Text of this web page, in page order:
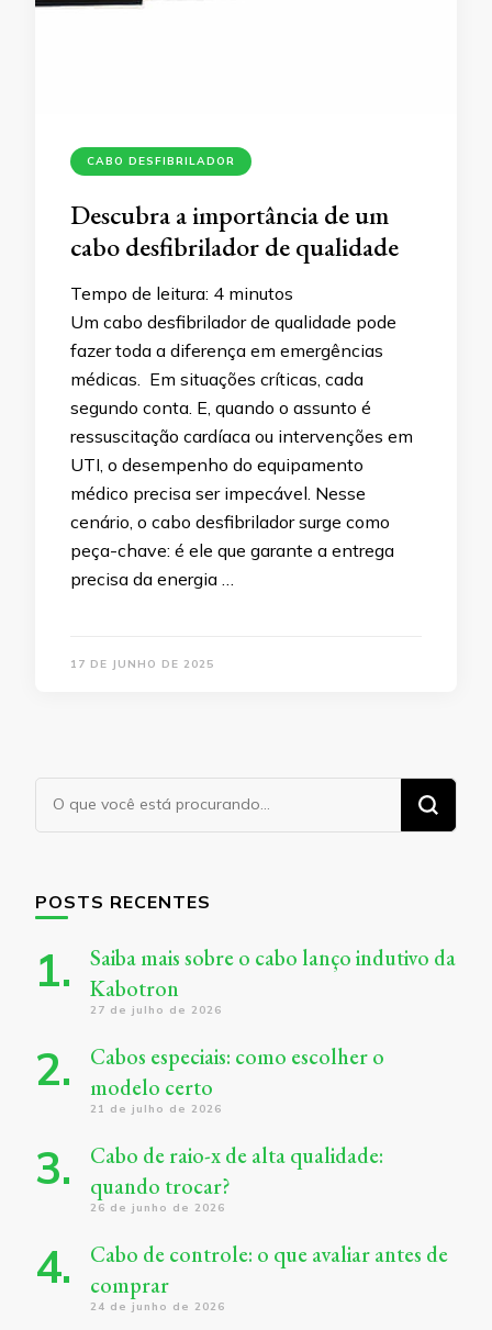
CABO DESFIBRILADOR
Descubra a importância de um
cabo desfibrilador de qualidade
Tempo de leitura: 4 minutos
Um cabo desfibrilador de qualidade pode
fazer toda a diferença em emergências
médicas. Em situações críticas, cada
segundo conta. E, quando o assunto é
ressuscitação cardíaca ou intervenções em
UTI, o desempenho do equipamento
médico precisa ser impecável. Nesse
cenário, o cabo desfibrilador surge como
peça-chave: é ele que garante a entrega
precisa da energia …
17 DE JUNHO DE 2025
Procurando
algo?
POSTS RECENTES
Saiba mais sobre o cabo lanço indutivo da
Kabotron
27 de julho de 2026
Cabos especiais: como escolher o
modelo certo
21 de julho de 2026
Cabo de raio-x de alta qualidade:
quando trocar?
26 de junho de 2026
Cabo de controle: o que avaliar antes de
comprar
24 de junho de 2026